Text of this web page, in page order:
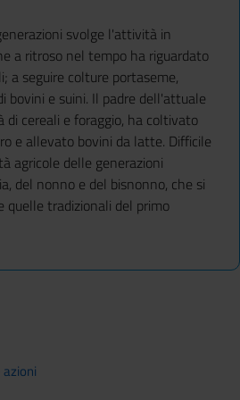
svolge l'attività in
a ritroso nel tempo ha riguardato
a seguire colture portaseme,
bovini e suini. Il padre dell'attuale
cereali e foraggio, ha coltivato
e allevato bovini da latte. Difficile
agricole delle generazioni
del nonno e del bisnonno, che si
quelle tradizionali del primo